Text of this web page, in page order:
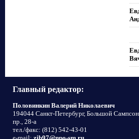
Главный редактор:
Половинкин Валерий Николаевич
194044 Санкт-Петербург, Большой
пр., 28-а
тел./факс: (812) 542-43-01